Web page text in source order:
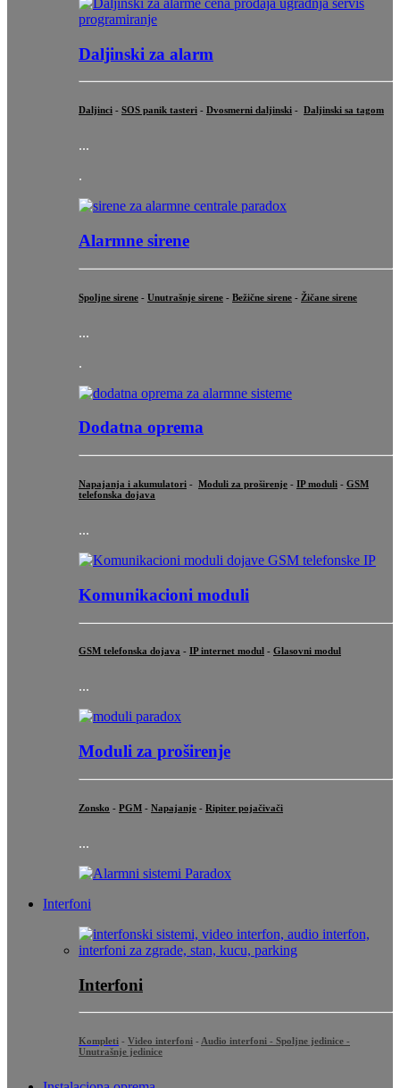
Daljinski za alarm
Daljinci - SOS panik tasteri - Dvosmerni daljinski - Daljinski sa tagom
...
.
Alarmne sirene
Spoljne sirene - Unutrašnje sirene - Bežične sirene - Žičane sirene
...
.
Dodatna oprema
Napajanja i akumulatori - Moduli za proširenje - IP moduli - GSM
telefonska dojava
...
Komunikacioni moduli
GSM telefonska dojava - IP internet modul - Glasovni modul
...
Moduli za proširenje
Zonsko - PGM - Napajanje - Ripiter pojačivači
...
Interfoni
Interfoni
Kompleti - Video interfoni - Audio interfoni - Spoljne jedinice -
Unutrašnje jedinice